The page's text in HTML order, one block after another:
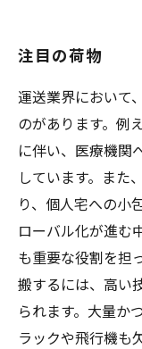
注目の荷物
運送業界において
のがあります。例
に伴い、医療機関
しています。また
り、個人宅への小
ローバル化が進む
も重要な役割を担
搬するには、高い
られます。大量か
ラックや飛行機も